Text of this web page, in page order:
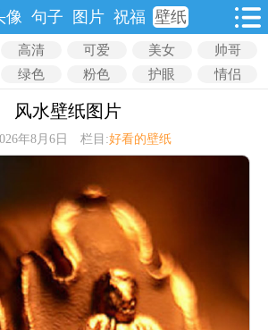
像 句子 图片 祝福 壁纸
高清 可爱 美女
帅哥
绿色 粉色 护眼 情侣
风水壁纸图片
年8月6日 栏目:好看的壁纸